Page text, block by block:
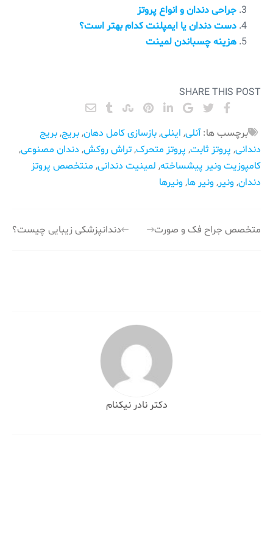
جراحی دندان و انواع پروتز
دست دندان یا ایمپلنت کدام بهتر است؟
هزینه چسباندن لمینت
SHARE THIS POST
برچسب ها:آنلی, اینلی,بازسازی کامل دهان,بریج,بریج
دندانی, پروتز ثابت, پروتز متحرک,تراش روکش, دندان مصنوعی,
کامپوزیت ونیر پیشساخته, لمینیت دندانی, منتخصص پروتز
دندان,ونیر,ونیر ها,ونیرها
راهبری
دندانپزشکی زیبایی چیست؟ متخصص جراح فک و صورت
دکتر نادر نیکنام